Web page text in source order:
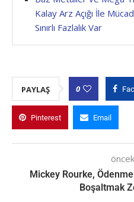
Kalay Arz Açığı İle
Sınırlı Fazlalık Var
PAYLAŞ 0
Pinterest Email
Mickey Rourke,
Boşaltmak